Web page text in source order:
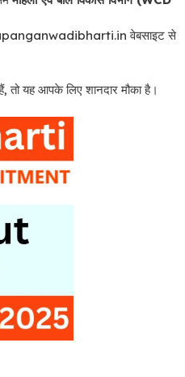
वेबसाइट से
यह आपके लिए शानदार मौका है।